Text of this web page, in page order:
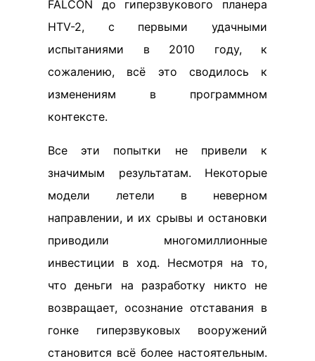
FALCON до гиперзвукового планера
HTV-2, с первыми удачными
испытаниями в 2010 году, к
сожалению, всё это сводилось к
изменениям в программном
контексте.
Все эти попытки не привели к
значимым результатам. Некоторые
модели летели в неверном
направлении, и их срывы и остановки
приводили многомиллионные
инвестиции в ход. Несмотря на то,
что деньги на разработку никто не
возвращает, осознание отставания в
гонке гиперзвуковых вооружений
становится всё более настоятельным.